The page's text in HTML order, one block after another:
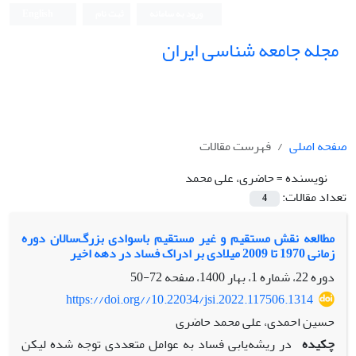
مجله جامعه شناسی ایران
صفحه اصلی
فهرست مقالات
نویسنده =حاضری، علی محمد
تعداد مقالات:
4
مطالعه نقش مستقیم و غیر مستقیم باسوادی بزرگ‌سالان دوره
زمانی 1970 تا 2009 میلادی بر ادراک فساد در دهه اخیر
دوره 22، شماره 1، بهار 1400، صفحه
72-50
https://doi.org//10.22034/jsi.2022.117506.1314
حسین احمدی، علی محمد حاضری
چکیده در ریشه‌یابی فساد به عوامل متعددی توجه شده لیکن